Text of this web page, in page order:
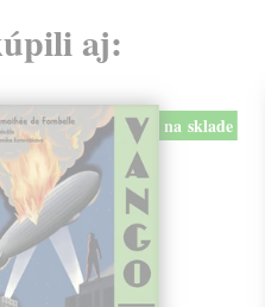
aj:
na sklade